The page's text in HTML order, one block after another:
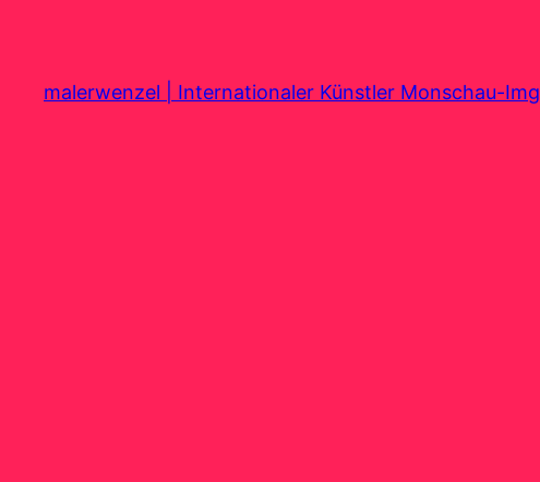
springen
malerwenzel | Internationaler Künstler Monschau-